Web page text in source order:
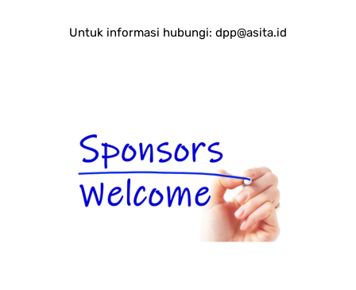
Untuk informasi hubungi: dpp@asita.id